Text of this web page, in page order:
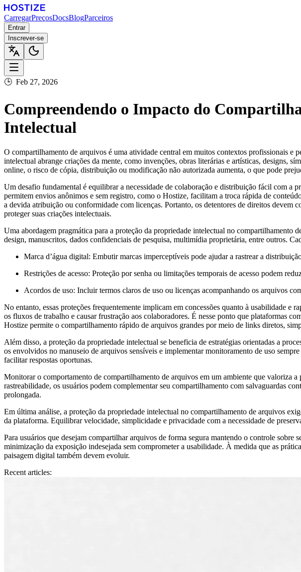
CarregarPreçosDocsBlogParceiros
Entrar
Inscrever-se
🕒 Feb 27, 2026
Compreendendo o Impacto do
Intelectual
O compartilhamento de arquivos é uma atividade central em muitos contextos profissionais e
intelectual abrange criações da mente, como invenções, obras literárias e artísticas, designs,
online, o risco de cópia, distribuição ou modificação não autorizada aumenta, o que pode
Um desafio fundamental é equilibrar a necessidade de colaboração e distribuição fácil com a
permitem envios anônimos e sem registro, como o Hostize, facilitam a troca rápida de
a devida atribuição ou conformidade com licenças. Portanto, os detentores de direitos devem
proteger suas criações intelectuais.
Uma abordagem pragmática para a proteção da propriedade intelectual no
design, manuscritos, dados confidenciais de pesquisa, multimídia proprietária, entre outros.
Marca d’água digital: Embutir marcas imperceptíveis pode ajudar a rastrear a
Restrições de acesso: Proteção por senha ou limitações temporais de acesso podem
Acordos de uso: Incluir termos claros de uso ou licenças acompanhando os arquivos
No entanto, essas proteções frequentemente implicam em concessões quanto à usabilidade
os fluxos de trabalho e causar frustração aos colaboradores. É nesse ponto que plataformas
Hostize permite o compartilhamento rápido de arquivos grandes por meio de links diretos,
Além disso, a proteção da propriedade intelectual se beneficia de estratégias orientadas a
os envolvidos no manuseio de arquivos sensíveis e implementar monitoramento de uso
facilitar respostas oportunas.
Monitorar o comportamento de compartilhamento de arquivos em um ambiente que valoriza
rastreabilidade, os usuários podem complementar seu compartilhamento com salvaguardas
prolongada.
Em última análise, a proteção da propriedade intelectual no compartilhamento de arquivos
da plataforma. Equilibrar velocidade, simplicidade e privacidade com a necessidade de
Para usuários que desejam compartilhar arquivos de forma segura mantendo o controle
minimização da exposição indesejada sem comprometer a usabilidade. À medida que as
paisagem digital também devem evoluir.
Recent articles: